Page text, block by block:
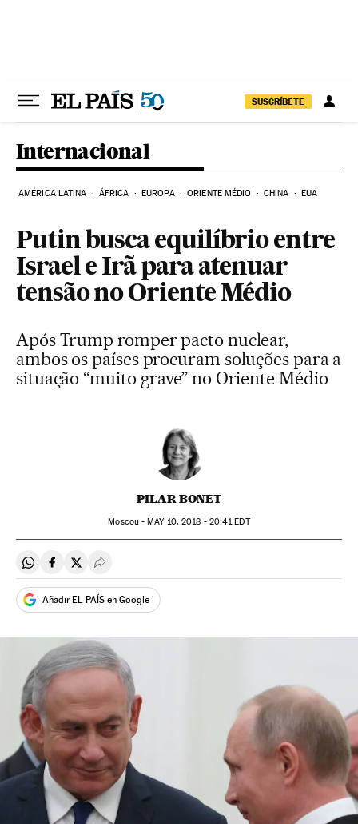
SUSCRÍBETE
Internacional
AMÉRICA LATINA ÁFRICA EUROPA ORIENTE MÉDIO CHINA EUA
Putin busca equilíbrio entre
Israel e Irã para atenuar
tensão no Oriente Médio
Após Trump romper pacto nuclear,
ambos os países procuram soluções para a
situação “muito grave” no Oriente Médio
PILAR BONET
Moscou -MAY10, 2018 - 20:41EDT
Compartir en Whatsapp
Compartir en Facebook
Compartir en Twitter
Desplegar Redes Sociales
Añadir EL PAÍS en Google